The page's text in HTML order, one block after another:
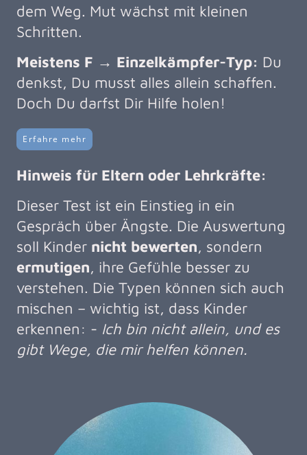
dem Weg. Mut wächst mit kleinen
Schritten.
Meistens F → Einzelkämpfer-Typ: Du
denkst, Du musst alles allein schaffen.
Doch Du darfst Dir Hilfe holen!
Erfahre mehr
Hinweis für Eltern oder Lehrkräfte:
Dieser Test ist ein Einstieg in ein
Gespräch über Ängste. Die Auswertung
soll Kinder nicht bewerten, sondern
ermutigen, ihre Gefühle besser zu
verstehen. Die Typen können sich auch
mischen – wichtig ist, dass Kinder
erkennen: - Ich bin nicht allein, und es
gibt Wege, die mir helfen können.